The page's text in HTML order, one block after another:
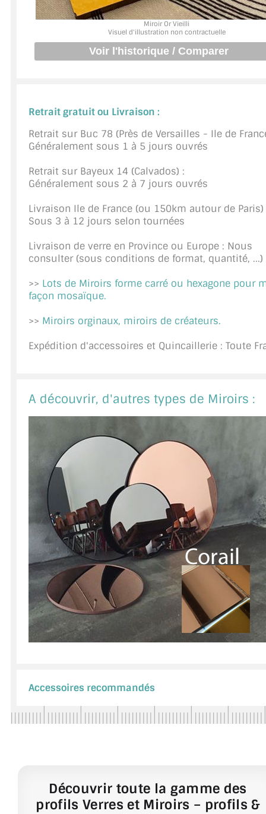
JOINTS D'ÉTANCHÉITÉS
FIXATION GARDES CORPS
ACCESSOIRES EN PROMOTIONS
EXEMPLES, RÉALISATIONS, INSPIRATIONS
NUANCIER RAL
CONSEILS / AIDE
A PROPOS DE LA LIVRAISON
NOUS CONTACTER
Miroir Or Vieilli
Visuel d'illustration non contractuelle
Retrait gratuit ou Livraison :
Retrait sur Buc 78 (Près de Versailles - Ile de
Généralement sous 1 à 5 jours ouvrés
Retrait sur Bayeux 14 (Calvados) :
Généralement sous 2 à 7 jours ouvrés
Livraison Ile de France (ou 150km autour de Paris)
Sous 3 à 12 jours selon tournées
Livraison de verre en Province ou Europe : Nous
consulter (sous conditions de format, quantité, ...)
>> Lots de Miroirs forme carré ou hexagone pour
façon mosaïque.
>> Miroirs orginaux, miroirs de créateurs.
Expédition d'accessoires et Quincaillerie : Toute
A découvrir, d'autres types de Miroirs :
Accessoires recommandés
Découvrir toute la gamme des
profils Verres et Miroirs – profils &